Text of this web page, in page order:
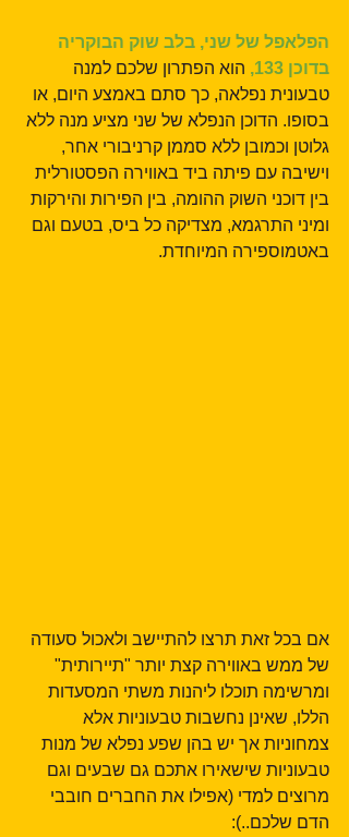
הפלאפל של שני, בלב שוק הבוקריה
בדוכן 133,
הוא הפתרון שלכם למנה
טבעונית נפלאה, כך סתם באמצע היום, או
בסופו. הדוכן הנפלא של שני מציע מנה ללא
גלוטן וכמובן ללא סממן קרניבורי אחר,
וישיבה עם פיתה ביד באווירה הפסטורלית
בין דוכני השוק ההומה, בין הפירות והירקות
ומיני התרגמא, מצדיקה כל ביס, בטעם וגם
באטמוספירה המיוחדת.
אם בכל זאת תרצו להתיישב ולאכול סעודה
של ממש באווירה קצת יותר "תיירותית"
ומרשימה תוכלו ליהנות משתי המסעדות
הללו, שאינן נחשבות טבעוניות אלא
צמחוניות אך יש בהן שפע נפלא של מנות
טבעוניות שישאירו אתכם גם שבעים וגם
מרוצים למדי (אפילו את החברים חובבי
הדם שלכם..):